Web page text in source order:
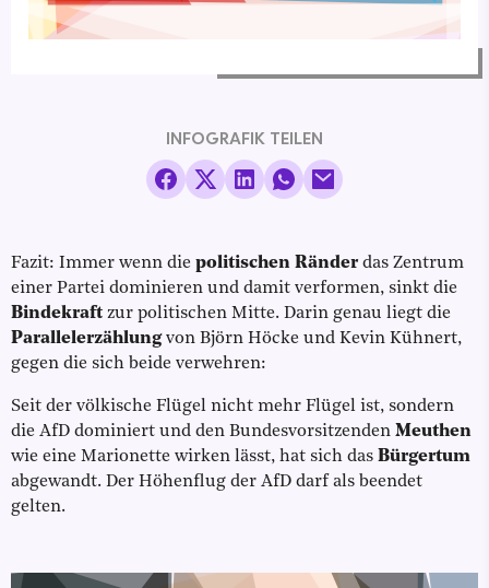
INFOGRAFIK TEILEN
Fazit: Immer wenn die politischen Ränderdas Zentrum
einer Partei dominieren und damit verformen, sinkt die
Bindekraft zur politischen Mitte. Darin genau liegt die
Parallelerzählungvon Björn Höcke und Kevin Kühnert,
gegen die sich beide verwehren:
Seit der völkische Flügel nicht mehr Flügel ist, sondern
die AfD dominiert und den Bundesvorsitzenden Meuthen
wie eine Marionette wirken lässt, hat sich das Bürgertum
abgewandt. Der Höhenflug der AfD darf als beendet
gelten.